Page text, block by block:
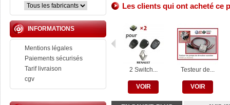
INFORMATIONS
Mentions légales
Paiements sécurisés
Tarif livraison
cgv
Les clients qui ont acheté ce
2 Switch...
VOIR
Testeur de...
VOIR